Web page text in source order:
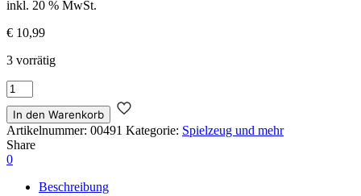
inkl. 20 % MwSt.
€ 10,99
3 vorrätig
Starmark
GripCord
Durafoam
Ball
Loop
Medium
In den Warenkorb
Artikelnummer: 00491 Kategorie: Spielzeug und mehr
Share
0
Beschreibung